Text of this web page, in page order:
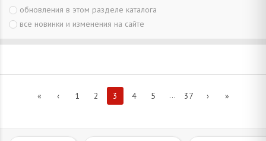
обновления в этом разделе каталога
все новинки и изменения на сайте
« ‹ 1 2 3 4 5 ... 37 › »